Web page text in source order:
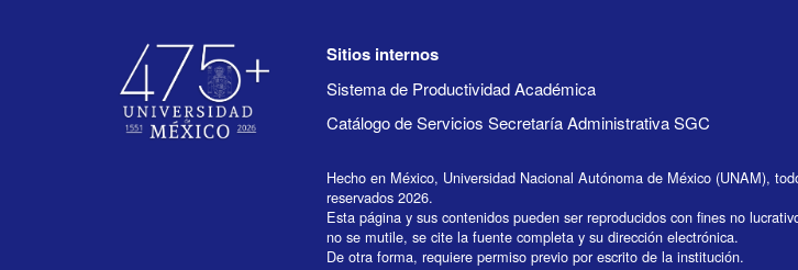
Sitios internos
Sistema de Productividad Académica
Catálogo de Servicios Secretaría Administrativa SGC
Hecho en México, Universidad Nacional Autónoma de México (UNAM),
reservados 2026.
Esta página y sus contenidos pueden ser reproducidos con fines no
no se mutile, se cite la fuente completa y su dirección electrónica.
De otra forma, requiere permiso previo por escrito de la institución.